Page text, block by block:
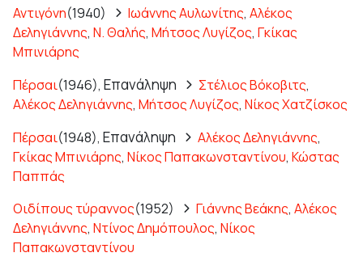
Αντιγόνη(1940) Ιωάννης Αυλωνίτης, Αλέκος
Δεληγιάννης, Ν. Θαλής, Μήτσος Λυγίζος, Γκίκας
Μπινιάρης
Πέρσαι(1946), Επανάληψη Στέλιος Βόκοβιτς,
Αλέκος Δεληγιάννης, Μήτσος Λυγίζος, Νίκος Χατζίσκος
Πέρσαι(1948), Επανάληψη Αλέκος Δεληγιάννης,
Γκίκας Μπινιάρης, Νίκος Παπακωνσταντίνου, Κώστας
Παππάς
Οιδίπους τύραννος(1952) Γιάννης Βεάκης, Αλέκος
Δεληγιάννης, Ντίνος Δημόπουλος, Νίκος
Παπακωνσταντίνου